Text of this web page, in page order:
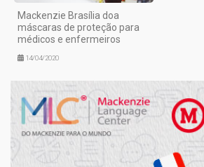
Mackenzie Brasília doa
máscaras de proteção para
médicos e enfermeiros
14/04/2020